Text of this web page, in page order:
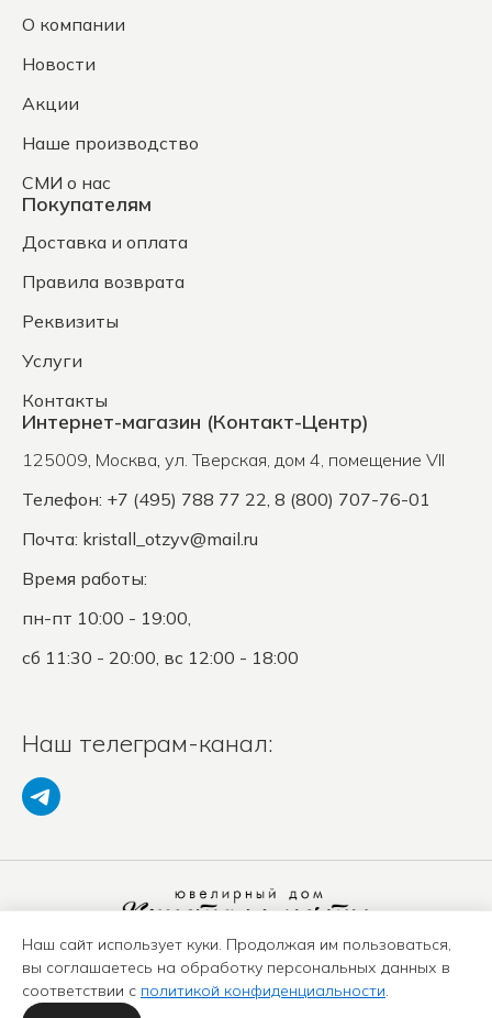
О компании
Новости
Акции
Наше производство
СМИ о нас
Покупателям
Доставка и оплата
Правила возврата
Реквизиты
Услуги
Контакты
Интернет-магазин (Контакт-Центр)
125009, Москва, ул. Тверская, дом 4, помещение VII
Телефон: +7 (495) 788 77 22, 8 (800) 707-76-01
Почта: kristall_otzyv@mail.ru
Время работы:
пн-пт 10:00 - 19:00,
сб 11:30 - 20:00, вс 12:00 - 18:00
Наш телеграм-канал:
Политика конфиденциальности
Положение о защите ПД
Оферта
Наш сайт использует куки. Продолжая им пользоваться,
вы соглашаетесь на обработку персональных данных в
соответствии с политикой конфиденциальности.